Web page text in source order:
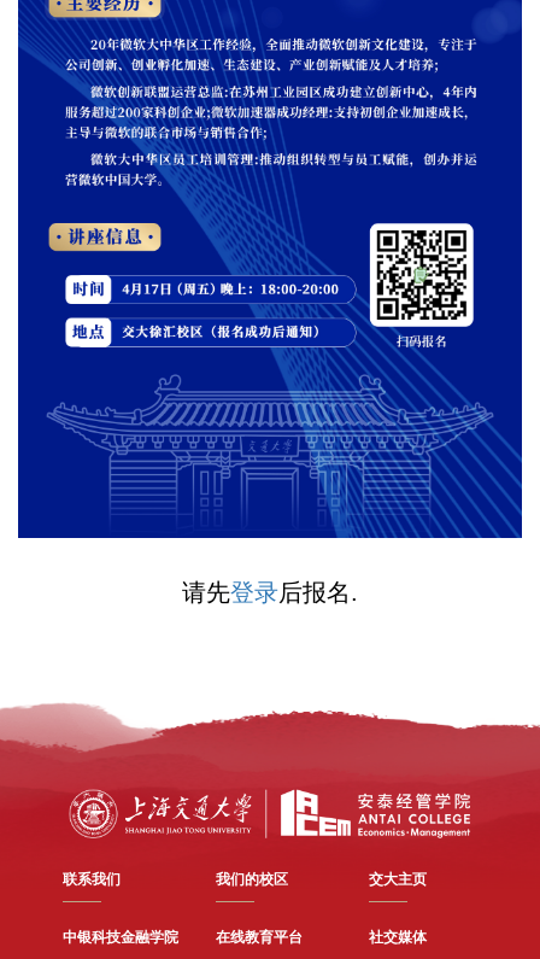
请先登录后报名.
联系我们 我们的校区 交大主页
中银科技金融学院 在线教育平台 社交媒体